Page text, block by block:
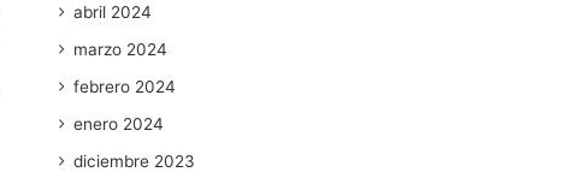
abril 2024
marzo 2024
febrero 2024
enero 2024
diciembre 2023